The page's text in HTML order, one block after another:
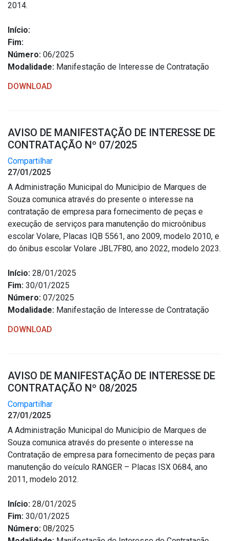
2014.
Início:
Fim:
Número: 06/2025
Modalidade: Manifestação de Interesse de Contratação
DOWNLOAD
AVISO DE MANIFESTAÇÃO DE INTERESSE DE
CONTRATAÇÃO Nº 07/2025
Compartilhar
27/01/2025
A Administração Municipal do Município de Marques de
Souza comunica através do presente o interesse na
contratação de empresa para fornecimento de peças e
execução de serviços para manutenção do microônibus
escolar Volare, Placas IQB 5561, ano 2009, modelo 2010, e
do ônibus escolar Volare JBL7F80, ano 2022, modelo 2023.
Início: 28/01/2025
Fim: 30/01/2025
Número: 07/2025
Modalidade: Manifestação de Interesse de Contratação
DOWNLOAD
AVISO DE MANIFESTAÇÃO DE INTERESSE DE
CONTRATAÇÃO Nº 08/2025
Compartilhar
27/01/2025
A Administração Municipal do Município de Marques de
Souza comunica através do presente o interesse na
Contratação de empresa para fornecimento de peças para
manutenção do veículo RANGER – Placas ISX 0684, ano
2011, modelo 2012.
Início: 28/01/2025
Fim: 30/01/2025
Número: 08/2025